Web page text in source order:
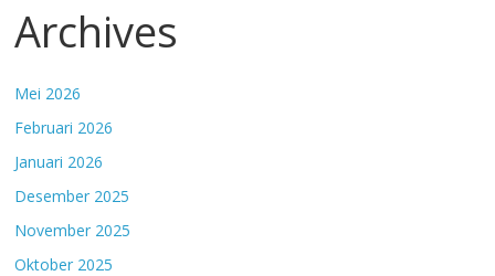
Archives
Mei 2026
Februari 2026
Januari 2026
Desember 2025
November 2025
Oktober 2025